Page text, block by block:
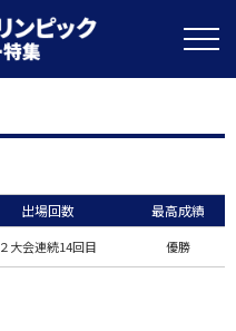
出場回数 最高成績
２大会連続14回目 優勝